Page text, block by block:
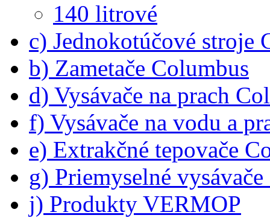
140 litrové
c) Jednokotúčové stroje
b) Zametače Columbus
d) Vysávače na prach
f) Vysávače na vodu a
e) Extrakčné tepovače
g) Priemyselné
j) Produkty VERMOP